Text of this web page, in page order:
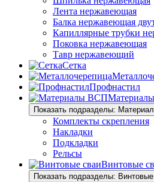
Лента нержавеющая
Балка нержавеющая
Капиллярные трубки
Поковка нержавеющая
Тавр нержавеющий
Сетка
Профнастил
Показать подразделы:
Комплекты скрепления
Накладки
Подкладки
Рельсы
Винтовые
Показать подразделы: